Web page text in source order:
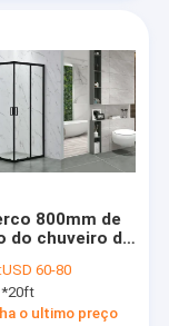
800mm de
do chuveiro de
USD 60-80
o ultimo preço